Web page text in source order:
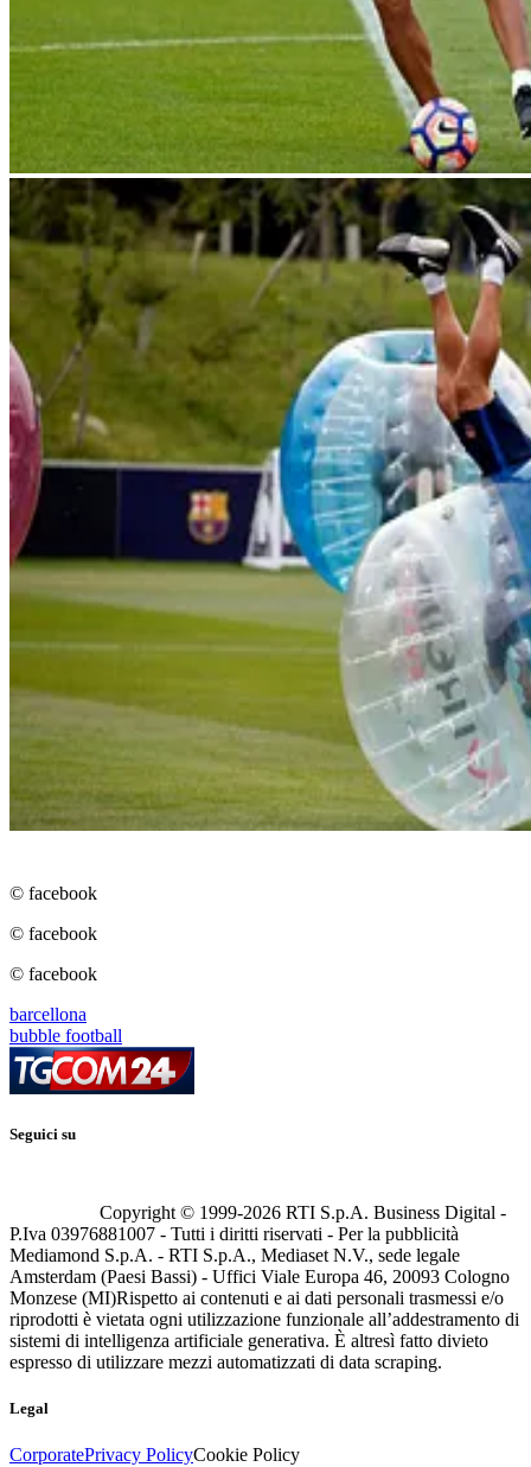
© facebook
© facebook
© facebook
barcellona
bubble football
Seguici su
Copyright © 1999-2026 RTI S.p.A. Business Digital -
P.Iva 03976881007 - Tutti i diritti riservati - Per la pubblicità
Mediamond S.p.A. - RTI S.p.A., Mediaset N.V., sede legale
Amsterdam (Paesi Bassi) - Uffici Viale Europa 46, 20093 Cologno
Monzese (MI)Rispetto ai contenuti e ai dati personali trasmessi e/o
riprodotti è vietata ogni utilizzazione funzionale all’addestramento di
sistemi di intelligenza artificiale generativa. È altresì fatto divieto
espresso di utilizzare mezzi automatizzati di data scraping.
Legal
CorporatePrivacy PolicyCookie Policy